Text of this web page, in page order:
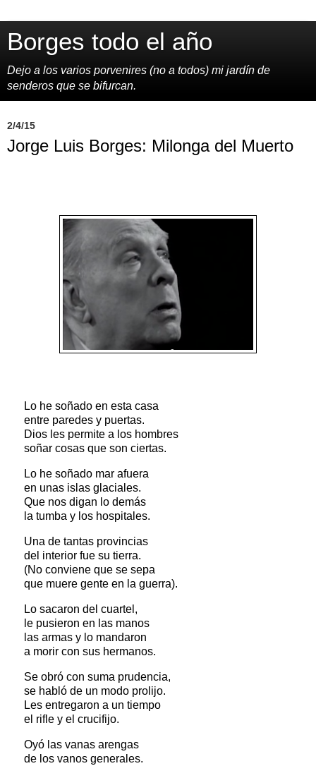
Borges todo el año
Dejo a los varios porvenires (no a todos) mi jardín de
senderos que se bifurcan.
2/4/15
Jorge Luis Borges: Milonga del Muerto
Lo he soñado en esta casa
entre paredes y puertas.
Dios les permite a los hombres
soñar cosas que son ciertas.
Lo he soñado mar afuera
en unas islas glaciales.
Que nos digan lo demás
la tumba y los hospitales.
Una de tantas provincias
del interior fue su tierra.
(No conviene que se sepa
que muere gente en la guerra).
Lo sacaron del cuartel,
le pusieron en las manos
las armas y lo mandaron
a morir con sus hermanos.
Se obró con suma prudencia,
se habló de un modo prolijo.
Les entregaron a un tiempo
el rifle y el crucifijo.
Oyó las vanas arengas
de los vanos generales.